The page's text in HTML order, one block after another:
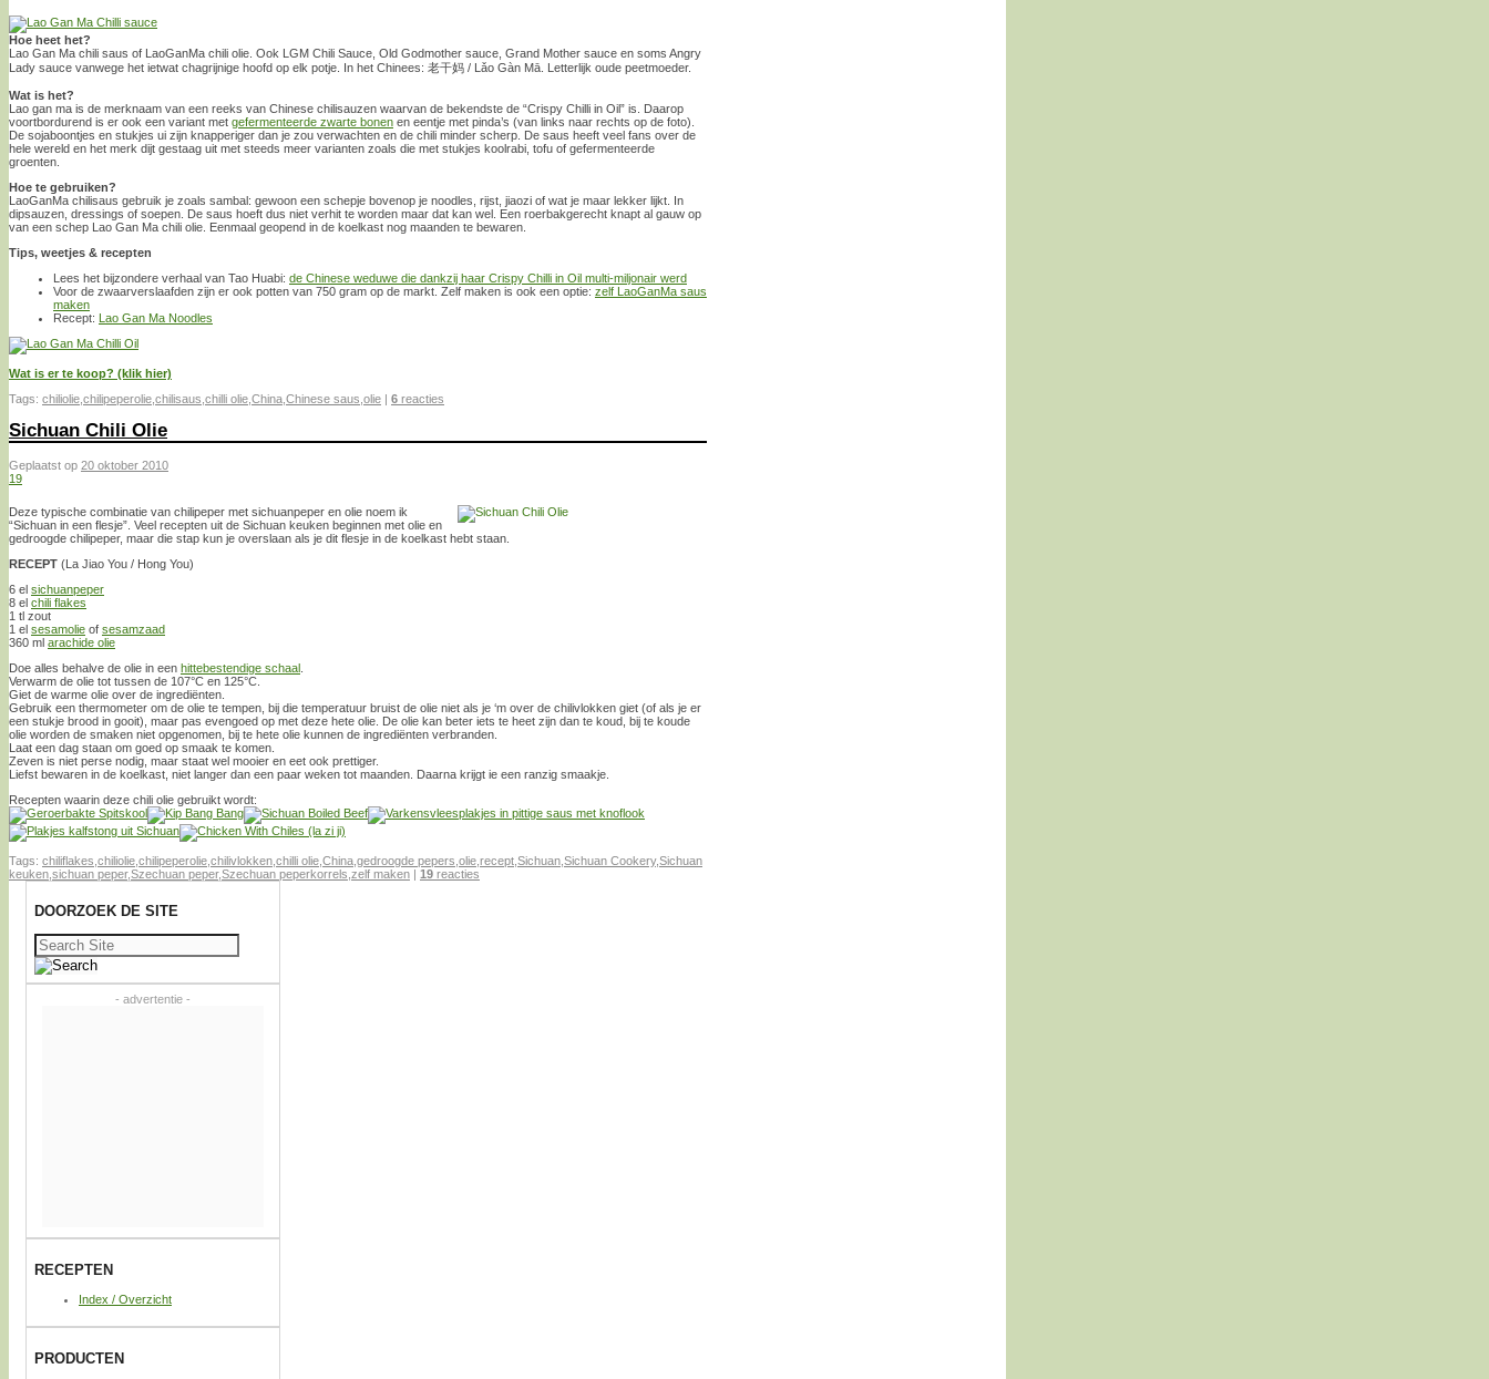
Hoe heet het?
Lao Gan Ma chili saus of LaoGanMa chili olie. Ook LGM Chili Sauce, Old Godmother sauce, Grand Mother sauce en soms Angry
Lady sauce vanwege het ietwat chagrijnige hoofd op elk potje. In het Chinees: 老干妈 / Lǎo Gàn Mā. Letterlijk oude peetmoeder.
Wat is het?
Lao gan ma is de merknaam van een reeks van Chinese chilisauzen waarvan de bekendste de “Crispy Chilli in Oil” is. Daarop
voortbordurend is er ook een variant met gefermenteerde zwarte bonen en eentje met pinda’s (van links naar rechts op de foto).
De sojaboontjes en stukjes ui zijn knapperiger dan je zou verwachten en de chili minder scherp. De saus heeft veel fans over de
hele wereld en het merk dijt gestaag uit met steeds meer varianten zoals die met stukjes koolrabi, tofu of gefermenteerde
groenten.
Hoe te gebruiken?
LaoGanMa chilisaus gebruik je zoals sambal: gewoon een schepje bovenop je noodles, rijst, jiaozi of wat je maar lekker lijkt. In
dipsauzen, dressings of soepen. De saus hoeft dus niet verhit te worden maar dat kan wel. Een roerbakgerecht knapt al gauw op
van een schep Lao Gan Ma chili olie. Eenmaal geopend in de koelkast nog maanden te bewaren.
Tips, weetjes & recepten
Lees het bijzondere verhaal van Tao Huabi: de Chinese weduwe die dankzij haar Crispy Chilli in Oil multi-miljonair werd
Voor de zwaarverslaafden zijn er ook potten van 750 gram op de markt. Zelf maken is ook een optie: zelf LaoGanMa saus
maken
Recept: Lao Gan Ma Noodles
Wat is er te koop? (klik hier)
Tags: chiliolie chilipeperolie chilisaus chilli olie China Chinese saus olie | 6 reacties
Sichuan Chili Olie
Geplaatst op 20 oktober 2010
19
Deze typische combinatie van chilipeper met sichuanpeper en olie noem ik
“Sichuan in een flesje”. Veel recepten uit de Sichuan keuken beginnen met olie en
gedroogde chilipeper, maar die stap kun je overslaan als je dit flesje in de koelkast hebt staan.
RECEPT (La Jiao You / Hong You)
6 el sichuanpeper
8 el chili flakes
1 tl zout
1 el sesamolie of sesamzaad
360 ml arachide olie
Doe alles behalve de olie in een hittebestendige schaal
Verwarm de olie tot tussen de 107°C en 125°C.
Giet de warme olie over de ingrediënten.
Gebruik een thermometer om de olie te tempen, bij die temperatuur bruist de olie niet als je ‘m over de chilivlokken giet (of als je er
een stukje brood in gooit), maar pas evengoed op met deze hete olie. De olie kan beter iets te heet zijn dan te koud, bij te koude
olie worden de smaken niet opgenomen, bij te hete olie kunnen de ingrediënten verbranden.
Laat een dag staan om goed op smaak te komen.
Zeven is niet perse nodig, maar staat wel mooier en eet ook prettiger.
Liefst bewaren in de koelkast, niet langer dan een paar weken tot maanden. Daarna krijgt ie een ranzig smaakje.
Recepten waarin deze chili olie gebruikt wordt:
Tags: chiliflakes chiliolie chilipeperolie chilivlokken chilli olie China gedroogde pepers olie recept Sichuan Sichuan Cookery,Sichuan
keuken sichuan peper,Szechuan peper,Szechuan peperkorrels zelf maken | 19 reacties
DOORZOEK DE SITE
Zoeken
naar:
- advertentie -
RECEPTEN
Index / Overzicht
PRODUCTEN